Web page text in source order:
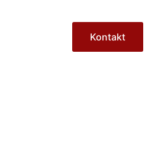
Kontakt